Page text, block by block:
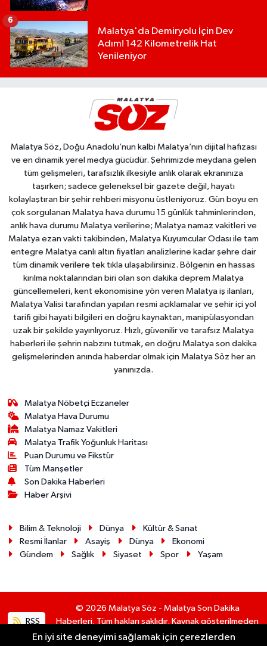
Malatya'da Demiryolu İçin Dev
Adım! 142 Kilometrelik Hat
Yenileniyor
6
Malatya Söz, Doğu Anadolu’nun kalbi Malatya’nın dijital hafızası
ve en dinamik yerel medya gücüdür. Şehrimizde meydana gelen
tüm gelişmeleri, tarafsızlık ilkesiyle anlık olarak ekranınıza
taşırken; sadece geleneksel bir gazete değil, hayatı
kolaylaştıran bir şehir rehberi misyonu üstleniyoruz. Gün boyu en
çok sorgulanan Malatya hava durumu 15 günlük tahminlerinden,
anlık hava durumu Malatya verilerine; Malatya namaz vakitleri ve
Malatya ezan vakti takibinden, Malatya Kuyumcular Odası ile tam
entegre Malatya canlı altın fiyatları analizlerine kadar şehre dair
tüm dinamik verilere tek tıkla ulaşabilirsiniz. Bölgenin en hassas
kırılma noktalarından biri olan son dakika deprem Malatya
güncellemeleri, kent ekonomisine yön veren Malatya iş ilanları,
Malatya Valisi tarafından yapılan resmi açıklamalar ve şehir içi yol
tarifi gibi hayati bilgileri en doğru kaynaktan, manipülasyondan
uzak bir şekilde yayınlıyoruz. Hızlı, güvenilir ve tarafsız Malatya
haberleri ile şehrin nabzını tutmak, en doğru Malatya son dakika
gelişmelerinden anında haberdar olmak için Malatya Söz her an
yanınızda.
Malatya Nöbetçi Eczaneler
Malatya Hava Durumu
Malatya Namaz Vakitleri
Malatya Trafik Yoğunluk Haritası
Puan Durumu ve Fikstür
Tüm Manşetler
Son Dakika Haberleri
Haber Arşivi
Bilim & Teknoloji Dünya
Kültür & Sanat
Resmi İlanlar
Asayiş Dünya
Ekonomi
Gündem
Sağlık Siyaset Spor Yaşam
RSS
© 2026 Malatya Söz - Malatya Son Dakika
Haberleri. Tüm hakları saklıdır. Kaynak gösterilmeden
alıntı yapılamaz.
En iyi site deneyimi sağlamak için çerezlerden